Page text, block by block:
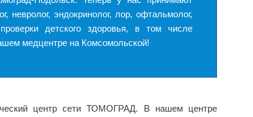
невролог, эндокринолог, лор, офтальмолог,
детского здоровья, в том числе
медцентре на Комсомольской!
центр сети ТОМОГРАД. В нашем центре